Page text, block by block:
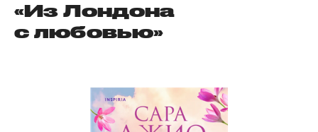
«Из Лондона
с любовью»